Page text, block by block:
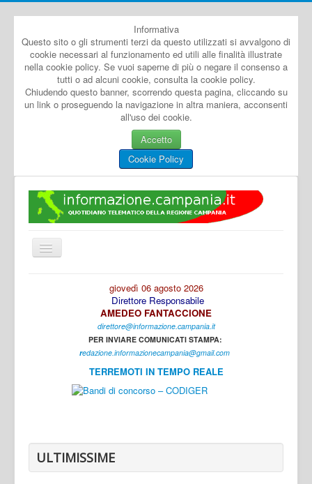
Informativa
Questo sito o gli strumenti terzi da questo utilizzati si avvalgono di
cookie necessari al funzionamento ed utili alle finalità illustrate
nella cookie policy. Se vuoi saperne di più o negare il consenso a
tutti o ad alcuni cookie, consulta la cookie policy.
Chiudendo questo banner, scorrendo questa pagina, cliccando su
un link o proseguendo la navigazione in altra maniera, acconsenti
all'uso dei cookie.
Accetto
Cookie Policy
Cambia
navigazione
Caserta
giovedì 06 agosto 2026
Direttore Responsabile
AMEDEO FANTACCIONE
direttore@informazione.campania.it
PER INVIARE COMUNICATI STAMPA:
redazione.informazionecampania@gmail.com
TERREMOTI IN TEMPO REALE
ULTIMISSIME